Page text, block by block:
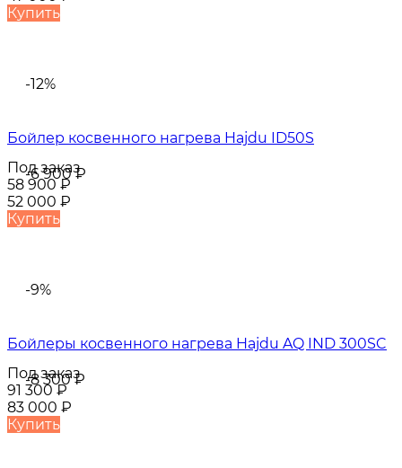
Купить
-12%
-6 900₽
Бойлер косвенного нагрева Hajdu ID50S
Под заказ
58 900₽
52 000 ₽
Купить
-9%
-8 300₽
Бойлеры косвенного нагрева Hajdu AQ IND 300SC
Под заказ
91 300₽
83 000 ₽
Купить